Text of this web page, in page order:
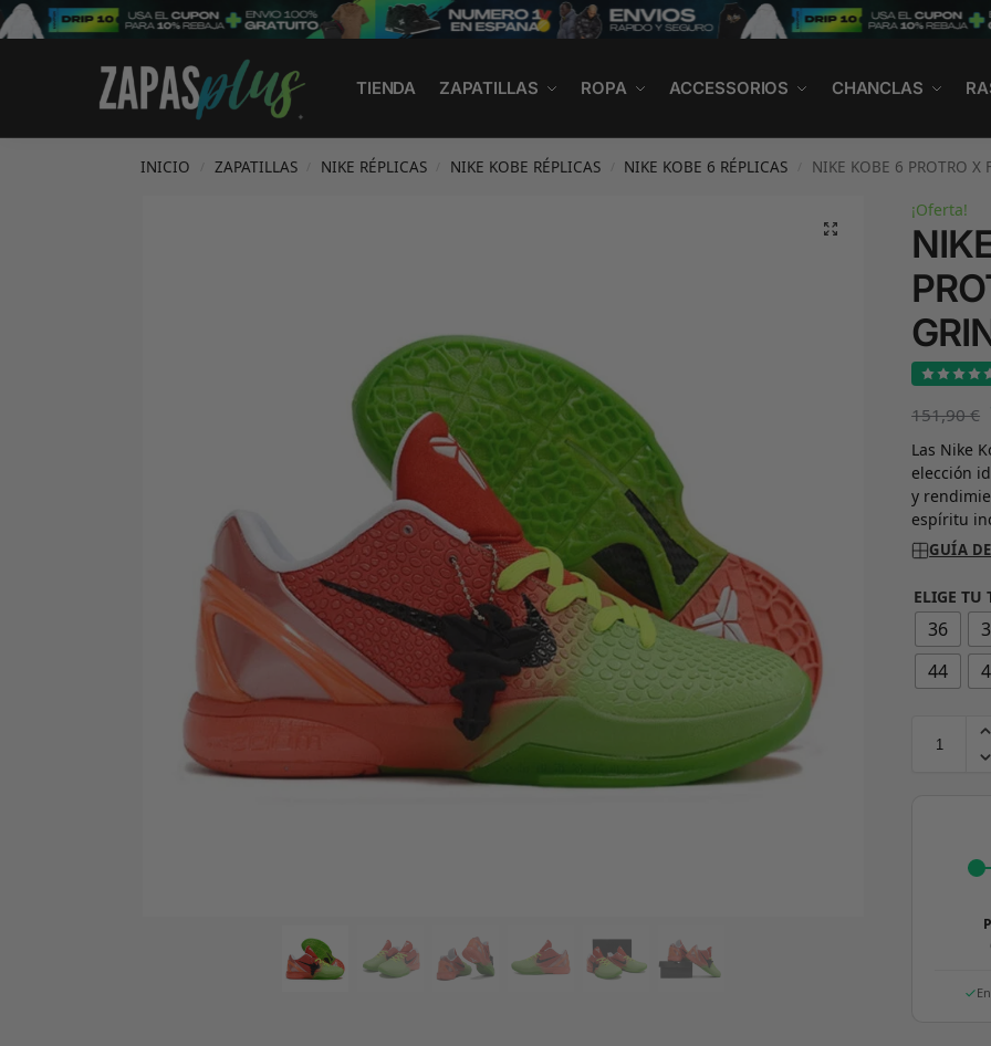
TIENDA ZAPATILLAS ROPA ACCESSORIOS CHANCLAS
Search
INICIO ZAPATILLAS NIKE RÉPLICAS NIKE KOBE RÉPLICAS NIKE KOBE 6 RÉPLICAS NIKE KOBE 6 PROTRO X
¡Oferta!
151,90€
Las Nike
elección
y
espíritu
GUÍA
ELIGE TU
36
44